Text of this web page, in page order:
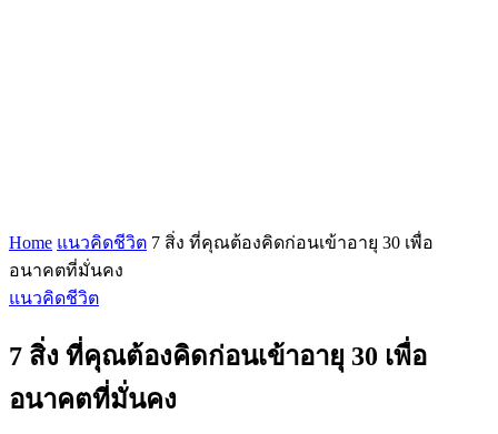
Home แนวคิดชีวิต 7 สิ่ง ที่คุณต้องคิดก่อนเข้าอายุ 30 เพื่อ
อนาคตที่มั่นคง
แนวคิดชีวิต
7 สิ่ง ที่คุณต้องคิดก่อนเข้าอายุ 30 เพื่อ
อนาคตที่มั่นคง